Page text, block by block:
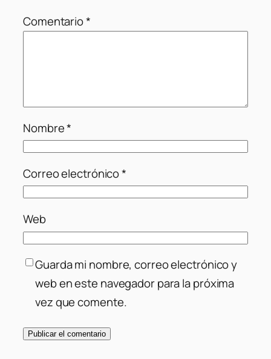
Comentario*
Nombre*
Correo electrónico*
Web
Guarda mi nombre, correo electrónico y
web en este navegador para la próxima
vez que comente.